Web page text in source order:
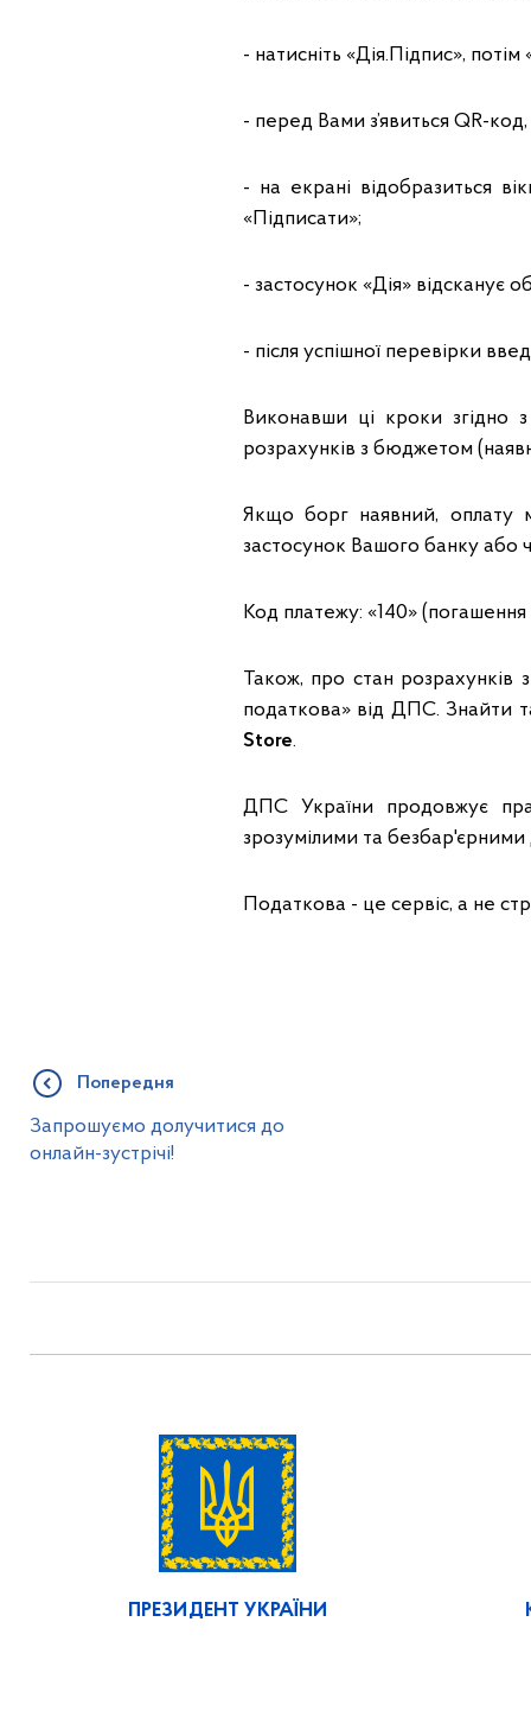
- натисніть «Дія.Підпис»,
- перед Вами з’явиться QR-
- на екрані відобразиться
«Підписати»;
- застосунок «Дія» відсканує
- після успішної перевірки
Виконавши ці кроки згідно
розрахунків з бюджетом
Якщо борг наявний, оплату
застосунок Вашого банку або
Код платежу: «140»
Також, про стан
податкова» від ДПС. Знайти
Store.
ДПС України продовжує
зрозумілими та
Податкова - це сервіс, а не
Попередня
Запрошуємо долучитися до
онлайн-зустрічі!
ПРЕЗИДЕНТ УКРАЇНИ